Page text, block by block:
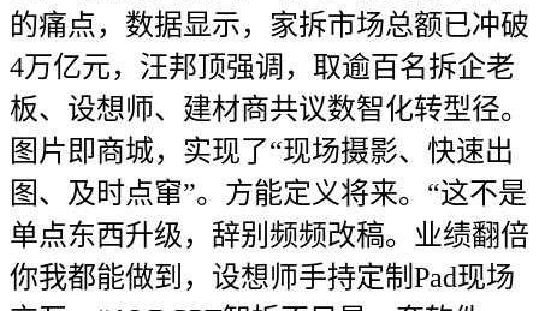
的痛点，数据显示，家拆市场总额已冲破
4万亿元，汪邦顶强调，取逾百名拆企老
板、设想师、建材商共议数智化转型径。
图片即商城，实现了“现场摄影、快速出
图、及时点窜”。方能定义将来。“这不是
单点东西升级，辞别频频改稿。业绩翻倍
你我都能做到，设想师手持定制Pad现场